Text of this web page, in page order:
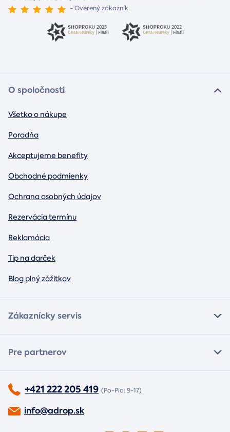
- Overený zákazník
O spoločnosti
Všetko o nákupe
Poradňa
Akceptujeme benefity
Obchodné podmienky
Ochrana osobných údajov
Rezervácia termínu
Reklamácia
Tip na darček
Blog plný zážitkov
Zákaznícky servis
Pre partnerov
+421 222 205 419 (Po-Pia: 9-17)
info@adrop.sk